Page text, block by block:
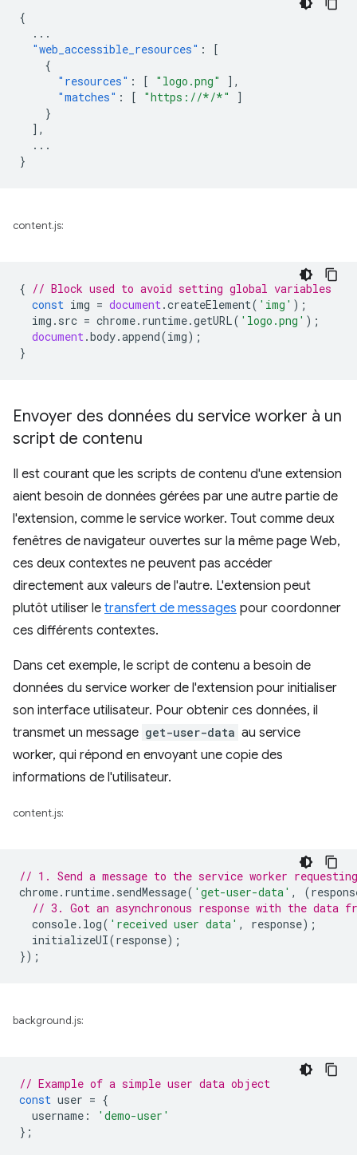
{
...
"web_accessible_resources" :
[
{
"resources" : [ "logo.png"
],
"matches" : [ "https://*/*"
]
}
],
...
}
content.js:
{ // Block used to avoid setting global variables
const img = document.createElement( 'img' );
img . src = chrome. runtime.getURL( 'logo.png' );
document.body.append(img);
}
Envoyer des données du service worker à un
script de contenu
Il est courant que les scripts de contenu d'une extension
aient besoin de données gérées par une autre partie de
l'extension, comme le service worker. Tout comme deux
fenêtres de navigateur ouvertes sur la même page Web,
ces deux contextes ne peuvent pas accéder
directement aux valeurs de l'autre. L'extension peut
plutôt utiliser le transfert de messages pour coordonner
ces différents contextes.
Dans cet exemple, le script de contenu a besoin de
données du service worker de l'extension pour initialiser
son interface utilisateur. Pour obtenir ces données, il
transmet un message get-user-data au service
worker, qui répond en envoyant une copie des
informations de l'utilisateur.
content.js:
// 1. Send a message to the service worker
chrome. runtime. sendMessage( 'get-user-data' , (
// 3. Got an asynchronous response with the data
console. log( 'received user data' , response);
initializeUI(response);
});
background.js:
// Example of a simple user data object
const user = {
username :
'demo-user'
};